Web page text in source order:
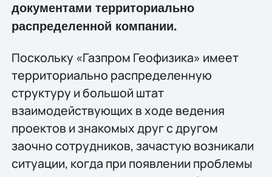
документами территориально
распределенной компании.
Поскольку «Газпром Геофизика» имеет
территориально распределенную
структуру и большой штат
взаимодействующих в ходе ведения
проектов и знакомых друг с другом
заочно сотрудников, зачастую возникали
ситуации, когда при появлении проблемы